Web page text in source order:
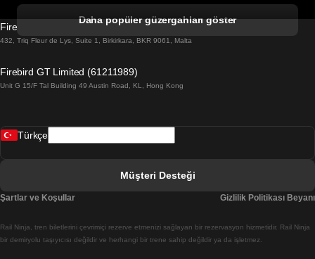
Barselona Sevilla Treni
Belfast Dublin Treni
Budapeşte Viyana Treni
Daha popüler güzergahları göster
Firebird GT Limited (OC 1451)
432, Triq Fleur de Lys, Suite 1, Birkirkara, BKR 9061, Malta
Firebird GT Limited (61211989)
Unit G 15/F Tal Building 49 Austin Road, KL, Hong Kong
Rail Ninja, tren biletlerini çevrimiçi rezerve etmenizi sağlayan bir rezervasyon hizmetidir. Rail Ninja
bir demiryolu taşıyıcısı değildir ve herhangi bir trene sahip değildir ya da işletmez.
Türkçe
Müşteri Desteği
Şartlar ve Koşullar Gizlilik Politikası Beyanı